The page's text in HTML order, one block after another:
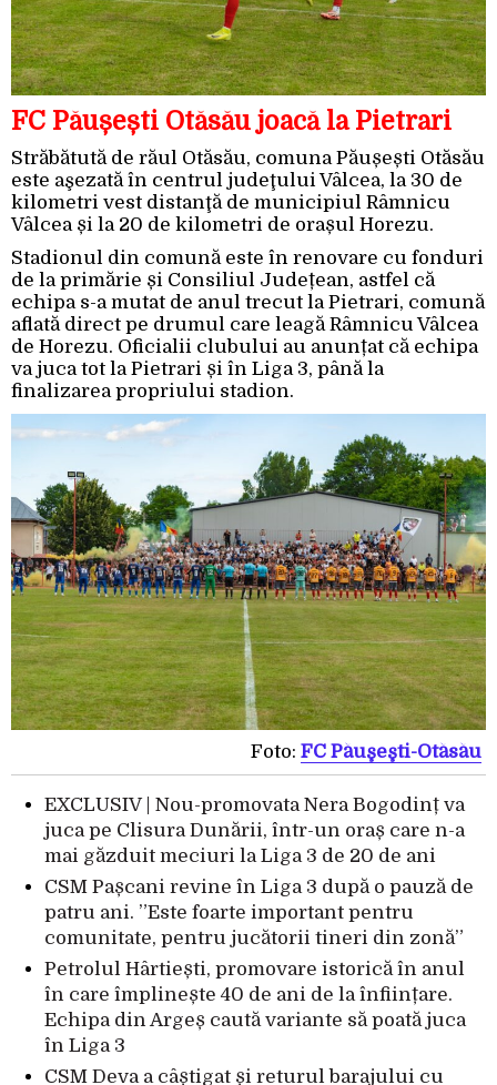
FC Păușești Otăsău joacă la Pietrari
Străbătută de răul Otăsău, comuna Păușești Otăsău
este aşezată în centrul judeţului Vâlcea, la 30 de
kilometri vest distanţă de municipiul Râmnicu
Vâlcea și la 20 de kilometri de orașul Horezu.
Stadionul din comună este în renovare cu fonduri
de la primărie și Consiliul Județean, astfel că
echipa s-a mutat de anul trecut la Pietrari, comună
aflată direct pe drumul care leagă Râmnicu Vâlcea
de Horezu. Oficialii clubului au anunțat că echipa
va juca tot la Pietrari și în Liga 3, până la
finalizarea propriului stadion.
Foto: FC Păuşeşti-Otăsău
EXCLUSIV | Nou-promovata Nera Bogodinț va
juca pe Clisura Dunării, într-un oraș care n-a
mai găzduit meciuri la Liga 3 de 20 de ani
CSM Pașcani revine în Liga 3 după o pauză de
patru ani. ”Este foarte important pentru
comunitate, pentru jucătorii tineri din zonă”
Petrolul Hârtiești, promovare istorică în anul
în care împlinește 40 de ani de la înființare.
Echipa din Argeș caută variante să poată juca
în Liga 3
CSM Deva a câștigat și returul barajului cu